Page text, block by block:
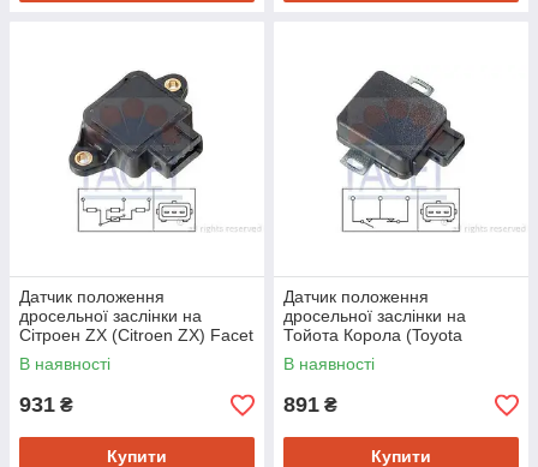
Датчик положення
дросельної заслінки на
Сітроен ZX (Citroen ZX) Facet
105002
В наявності
931 ₴
Купити
Датчик положення
дросельної заслінки на
Тойота Корола (Toyota
Corolla, Camry, Carina) Facet
105066
В наявності
891 ₴
Купити